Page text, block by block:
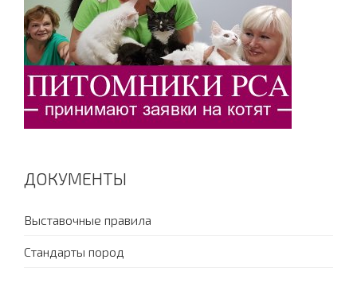
ДОКУМЕНТЫ
Выставочные правила
Стандарты пород